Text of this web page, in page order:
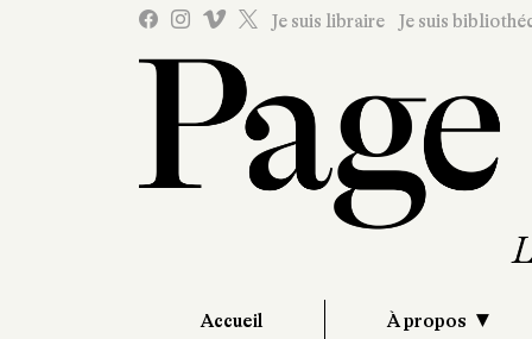
Je suis libraire Je suis
Accueil À propos